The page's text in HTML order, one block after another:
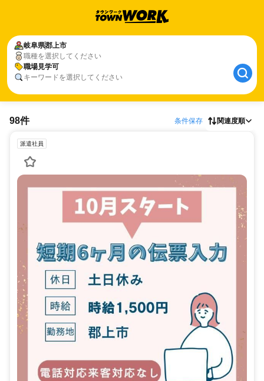
岐阜県郡上市
職種を選択してください
職場見学可
キーワードを選択してください
98件 条件保存 関連度順
派遣社員